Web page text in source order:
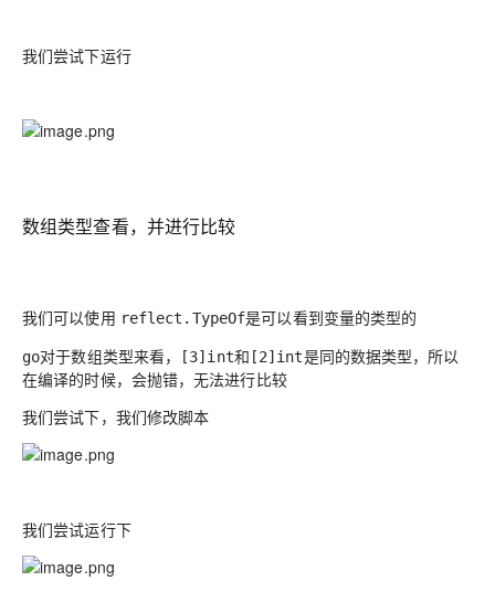
我们尝试下运行
数组类型查看，并进行比较
我们可以使用 reflect.TypeOf是可以看到变量的类型的
go对于数组类型来看， [3]int和 [2]int是同的数据类型，所以
在编译的时候，会抛错，无法进行比较
我们尝试下，我们修改脚本
我们尝试运行下